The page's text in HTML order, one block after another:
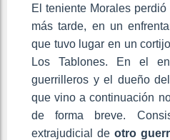
El teniente Morales
más tarde, en un
que tuvo lugar en un
Los Tablones. En el
guerrilleros y el dueño
que vino a continuación
de forma breve.
extrajudicial de otro